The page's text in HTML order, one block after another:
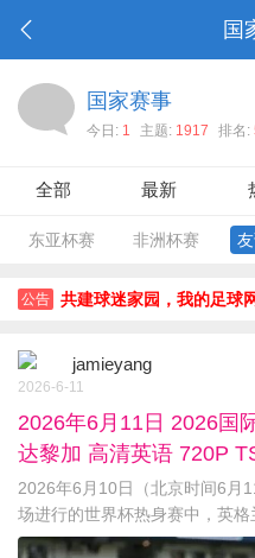
国
国家赛事
今日: 1 主题: 1917 排名:
全部 最新
东亚杯赛 非洲杯赛
公告 共建球迷家园，我的足球
jamieyang
2026-6-11
2026年6月11日 2026国
达黎加 高清英语 720P
2026年6月10日（北京时间6月
场进行的世界杯热身赛中，英格